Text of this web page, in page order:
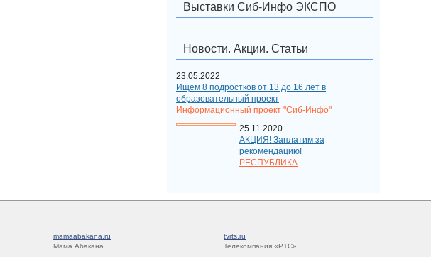
Выставки Сиб-Инфо ЭКСПО
Новости. Акции. Статьи
23.05.2022
Ищем 8 подростков от 13 до 16 лет в
образовательный проект
Информационный проект "Сиб-Инфо"
25.11.2020
АКЦИЯ! Заплатим за
рекомендацию!
РЕСПУБЛИКА
mamaabakana.ru
Мама Абакана
tvrts.ru
Телекомпания «РТС»